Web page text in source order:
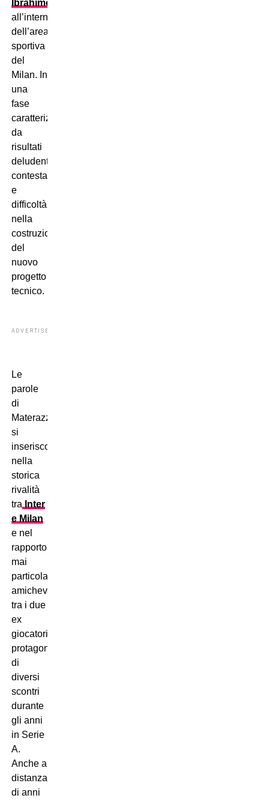
Ibrahimovic
all’interno
dell’area
sportiva
del
Milan. In
una
fase
caratterizzata
da
risultati
deludenti,
contestazioni
e
difficoltà
nella
costruzione
del
nuovo
progetto
tecnico.
ADVERTISEMENT
Le
parole
di
Materazzi
si
inseriscono
nella
storica
rivalità
tra Inter
e Milan
e nel
rapporto
mai
particolarmente
amichevole
tra i due
ex
giocatori,
protagonisti
di
diversi
scontri
durante
gli anni
in Serie
A.
Anche a
distanza
di anni